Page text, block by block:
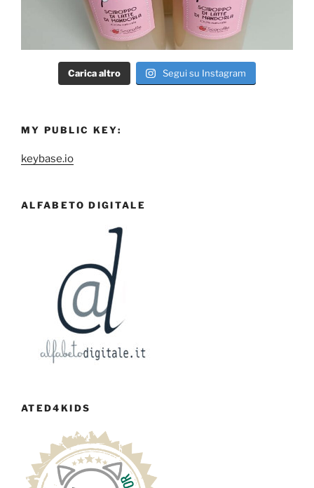
Carica altro Segui su Instagram
MY PUBLIC KEY:
keybase.io
ALFABETO DIGITALE
ATED4KIDS